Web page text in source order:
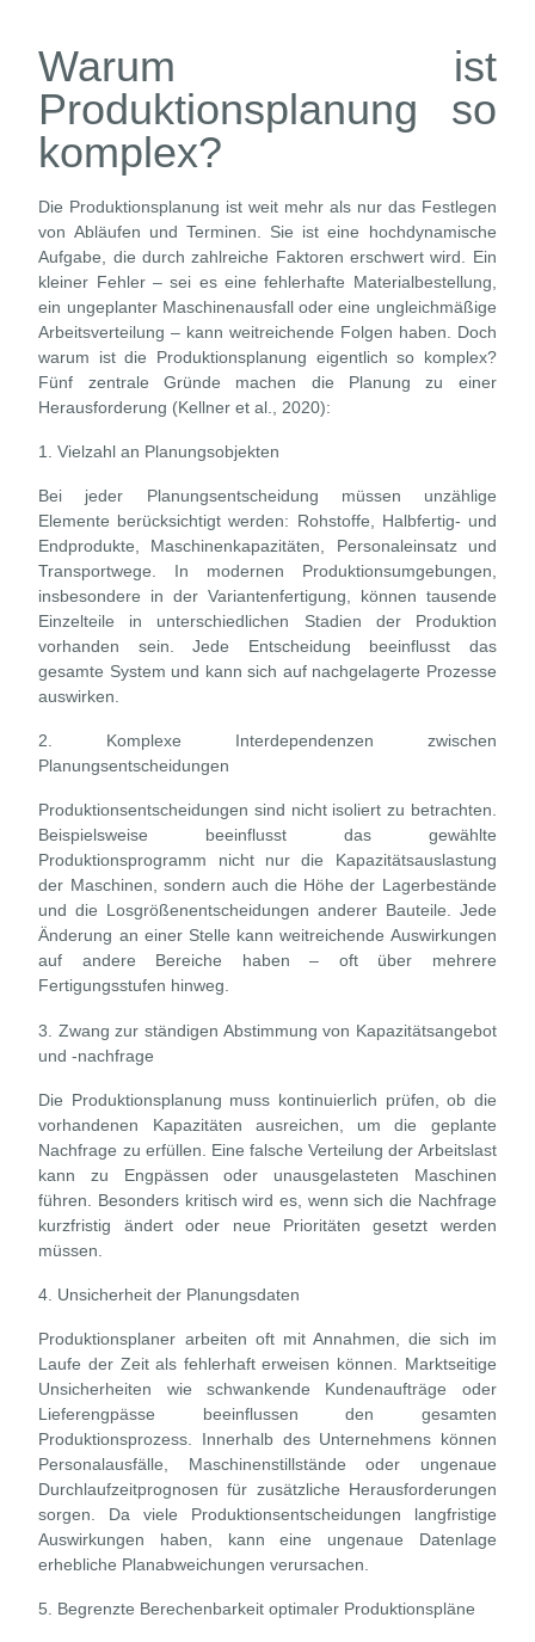
Warum ist
Produktionsplanung so
komplex?
Die Produktionsplanung ist weit mehr als nur das Festlegen
von Abläufen und Terminen. Sie ist eine hochdynamische
Aufgabe, die durch zahlreiche Faktoren erschwert wird. Ein
kleiner Fehler – sei es eine fehlerhafte Materialbestellung,
ein ungeplanter Maschinenausfall oder eine ungleichmäßige
Arbeitsverteilung – kann weitreichende Folgen haben. Doch
warum ist die Produktionsplanung eigentlich so komplex?
Fünf zentrale Gründe machen die Planung zu einer
Herausforderung (Kellner et al., 2020):
1. Vielzahl an Planungsobjekten
Bei jeder Planungsentscheidung müssen unzählige
Elemente berücksichtigt werden: Rohstoffe, Halbfertig- und
Endprodukte, Maschinenkapazitäten, Personaleinsatz und
Transportwege. In modernen Produktionsumgebungen,
insbesondere in der Variantenfertigung, können tausende
Einzelteile in unterschiedlichen Stadien der Produktion
vorhanden sein. Jede Entscheidung beeinflusst das
gesamte System und kann sich auf nachgelagerte Prozesse
auswirken.
2. Komplexe Interdependenzen zwischen
Planungsentscheidungen
Produktionsentscheidungen sind nicht isoliert zu betrachten.
Beispielsweise beeinflusst das gewählte
Produktionsprogramm nicht nur die Kapazitätsauslastung
der Maschinen, sondern auch die Höhe der Lagerbestände
und die Losgrößenentscheidungen anderer Bauteile. Jede
Änderung an einer Stelle kann weitreichende Auswirkungen
auf andere Bereiche haben – oft über mehrere
Fertigungsstufen hinweg.
3. Zwang zur ständigen Abstimmung von Kapazitätsangebot
und -nachfrage
Die Produktionsplanung muss kontinuierlich prüfen, ob die
vorhandenen Kapazitäten ausreichen, um die geplante
Nachfrage zu erfüllen. Eine falsche Verteilung der Arbeitslast
kann zu Engpässen oder unausgelasteten Maschinen
führen. Besonders kritisch wird es, wenn sich die Nachfrage
kurzfristig ändert oder neue Prioritäten gesetzt werden
müssen.
4. Unsicherheit der Planungsdaten
Produktionsplaner arbeiten oft mit Annahmen, die sich im
Laufe der Zeit als fehlerhaft erweisen können. Marktseitige
Unsicherheiten wie schwankende Kundenaufträge oder
Lieferengpässe beeinflussen den gesamten
Produktionsprozess. Innerhalb des Unternehmens können
Personalausfälle, Maschinenstillstände oder ungenaue
Durchlaufzeitprognosen für zusätzliche Herausforderungen
sorgen. Da viele Produktionsentscheidungen langfristige
Auswirkungen haben, kann eine ungenaue Datenlage
erhebliche Planabweichungen verursachen.
5. Begrenzte Berechenbarkeit optimaler Produktionspläne